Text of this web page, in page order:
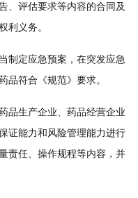
、评估要求等内容的合同及
利义务。
定应急预案，在突发应急
品符合《规范》要求。
生产企业、药品经营企业
证能力和风险管理能力进行
责任、操作规程等内容，并